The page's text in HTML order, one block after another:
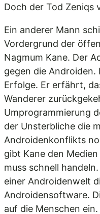
Doch der Tod Zeniqs
Ein anderer Mann
Vordergrund der
Nagmum Kane. Der
gegen die
Erfolge. Er erfährt,
Wanderer
Umprogrammierung
der Unsterbliche die
Androidenkonflikts
gibt Kane den
muss schnell
einer Androidenwelt
Androidensoftware.
auf die Menschen